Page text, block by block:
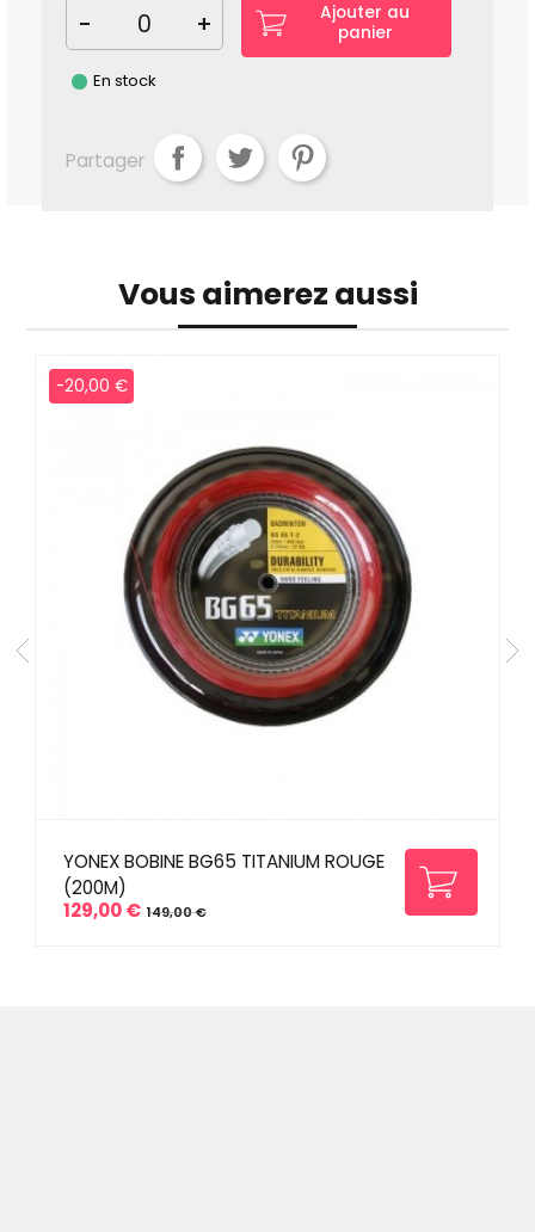
- +
Ajouter au
panier
En stock
Partager
Vous aimerez aussi
YONEX BOBINE BG65 TITANIUM ROUGE
(200M)
Prix
129,00 €
Prix
149,00 €
-20,00 €